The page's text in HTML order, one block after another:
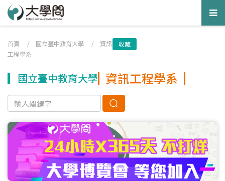
首頁 / 國立臺中教育大學 / 資訊
工程學系
收藏
國立臺中教育大學 資訊工程學系